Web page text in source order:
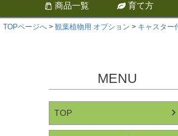
商品一覧 育て方
TOPページへ 観葉植物用 オプション キャスター
MENU
TOP